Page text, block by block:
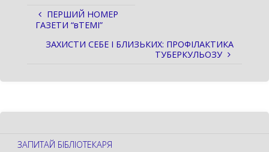
ПЕРШИЙ НОМЕР
ГАЗЕТИ “вТЕМІ”
ЗАХИСТИ СЕБЕ І БЛИЗЬКИХ: ПРОФІЛАКТИКА
ТУБЕРКУЛЬОЗУ
ЗАПИТАЙ БІБЛІОТЕКАРЯ